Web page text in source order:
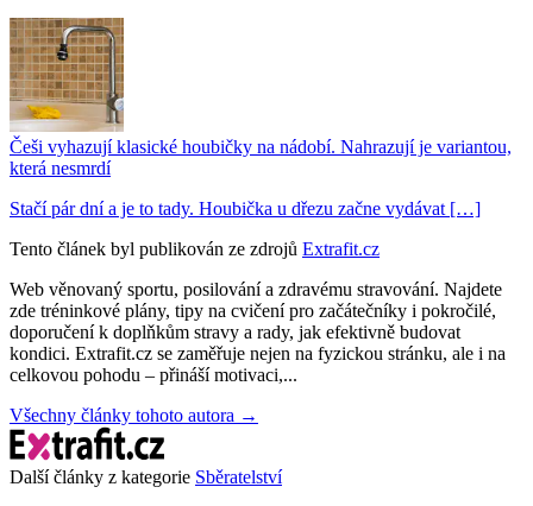
Češi vyhazují klasické houbičky na nádobí. Nahrazují je variantou,
která nesmrdí
Stačí pár dní a je to tady. Houbička u dřezu začne vydávat […]
Tento článek byl publikován ze zdrojů Extrafit.cz
Web věnovaný sportu, posilování a zdravému stravování. Najdete
zde tréninkové plány, tipy na cvičení pro začátečníky i pokročilé,
doporučení k doplňkům stravy a rady, jak efektivně budovat
kondici. Extrafit.cz se zaměřuje nejen na fyzickou stránku, ale i na
celkovou pohodu – přináší motivaci,...
Všechny články tohoto autora →
Další články z kategorie Sběratelství